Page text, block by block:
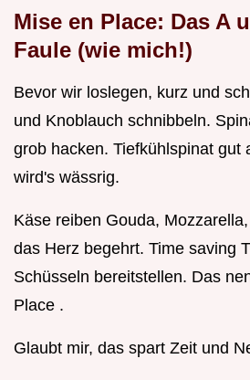
Mise en Place: Das A
Faule (wie mich!)
Bevor wir loslegen, kurz und
und Knoblauch schnibbeln.
grob hacken. Tiefkühlspinat gut
wird's wässrig.
Käse reiben Gouda,
das Herz begehrt. Time saving
Schüsseln bereitstellen. Das
Place .
Glaubt mir, das spart Zeit und